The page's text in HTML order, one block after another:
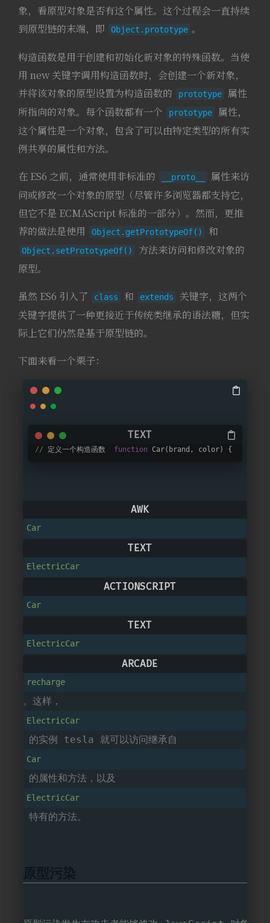
象，看原型对象是否有这个属性。这个过程会一直持续
到原型链的末端，即
Object.prototype 。
构造函数是用于创建和初始化新对象的特殊函数。当使
用 new 关键字调用构造函数时，会创建一个新对象，
并将该对象的原型设置为构造函数的
prototype
属性
所指向的对象。每个函数都有一个
prototype
属性，
这个属性是一个对象，包含了可以由特定类型的所有实
例共享的属性和方法。
在 ES6 之前，通常使用非标准的
__proto__
属性来访
问或修改一个对象的原型（尽管许多浏览器都支持它，
但它不是 ECMAScript 标准的一部分）。然而，更推
荐的做法是使用
Object.getPrototypeOf() 和
Object.setPrototypeOf()
方法来访问和修改对象的
原型。
虽然 ES6 引入了
class 和 extends
关键字，这两个
关键字提供了一种更接近于传统类继承的语法糖，但实
际上它们仍然是基于原型链的。
下面来看一个栗子：
// 定义一个构造函数 function Car(brand, color) {
在这个例子中定义了一个
Car
构造函数和一个 ElectricCar 构造函数。
ElectricCar
通过将其原型设置为 Car 的一个实例来继承
Car
的属性和方法。我们还为
ElectricCar
添加了一个特有的方法
recharge
。这样，
ElectricCar
的实例 tesla 就可以访问继承自
Car
的属性和方法，以及
ElectricCar
特有的方法。